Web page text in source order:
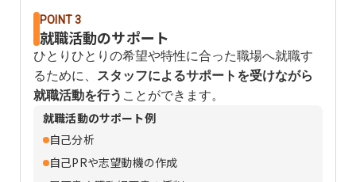
POINT 3
就職活動のサポート
ひとりひとりの希望や特性に合った職場へ就職す
るために、 スタッフによるサポートを受けながら
就職活動を行う ことができます。
就職活動のサポート例
自己分析
自己PRや志望動機の作成